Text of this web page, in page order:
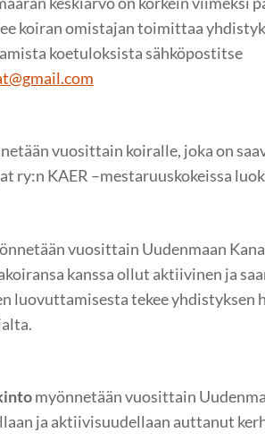
koiran omistajan toimittaa
koetuloksista sähköpostitse
vuosittain koiralle, joka on
ry:n KAER –mestaruuskokeissa
vuosittain Uudenmaan
kanssa ollut aktiivinen ja
luovuttamisesta tekee yhdistyksen
myönnetään vuosittain
ja aktiivisuudellaan auttanut